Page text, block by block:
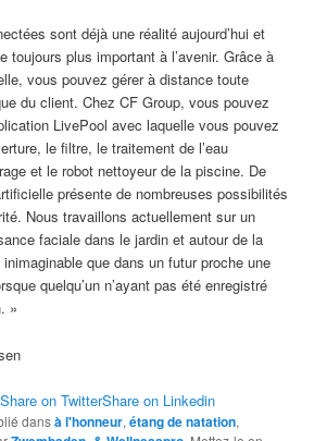
sont déjà une réalité aujourd’hui et
toujours plus important à l’avenir. Grâce à
vous pouvez gérer à distance toute
du client. Chez CF Group, vous pouvez
LivePool avec laquelle vous pouvez
le filtre, le traitement de l’eau
et le robot nettoyeur de la piscine. De
présente de nombreuses possibilités
Nous travaillons actuellement sur un
faciale dans le jardin et autour de la
que dans un futur proche une
quelqu’un n’ayant pas été enregistré
»
Share on TwitterShare on Linkedin
dansà l'honneur,étang de natation,